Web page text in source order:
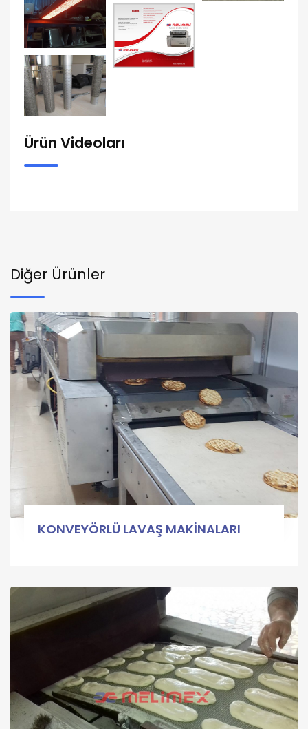
Ürün Videoları
Diğer Ürünler
KONVEYÖRLÜ LAVAŞ MAKİNALARI